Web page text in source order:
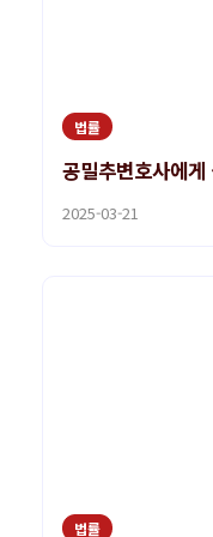
법률
공밀추변호사에
2025-03-21
법률